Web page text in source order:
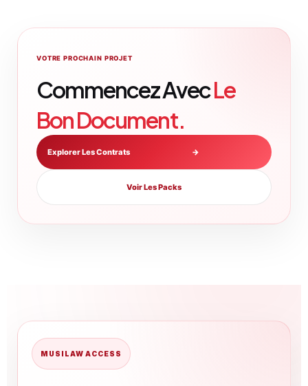
VOTRE PROCHAIN PROJET
Commencez AvecLe
Bon Document.
Explorer Les Contrats →
Voir Les Packs
MUSILAW ACCESS